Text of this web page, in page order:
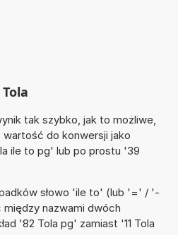
tak szybko, jak to możliwe,
do konwersji jako
ile to pg' lub po prostu '39
słowo 'ile to' (lub '=' / '-
nazwami dwóch
'82 Tola pg' zamiast '11 Tola